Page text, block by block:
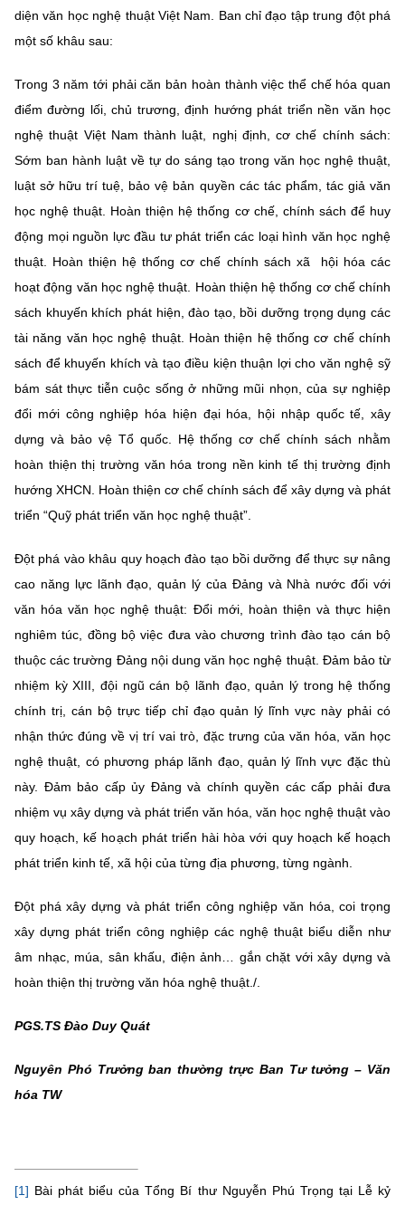
diện văn học nghệ thuật Việt Nam. Ban chỉ đạo tập trung đột phá
một số khâu sau:
Trong 3 năm tới phải căn bản hoàn thành việc thể chế hóa quan
điểm đường lối, chủ trương, định hướng phát triển nền văn học
nghệ thuật Việt Nam thành luật, nghị định, cơ chế chính sách:
Sớm ban hành luật về tự do sáng tạo trong văn học nghệ thuật,
luật sở hữu trí tuệ, bảo vệ bản quyền các tác phẩm, tác giả văn
học nghệ thuật. Hoàn thiện hệ thống cơ chế, chính sách để huy
động mọi nguồn lực đầu tư phát triển các loại hình văn học nghệ
thuật. Hoàn thiện hệ thống cơ chế chính sách xã hội hóa các
hoạt động văn học nghệ thuật. Hoàn thiện hệ thống cơ chế chính
sách khuyến khích phát hiện, đào tạo, bồi dưỡng trọng dụng các
tài năng văn học nghệ thuật. Hoàn thiện hệ thống cơ chế chính
sách để khuyến khích và tạo điều kiện thuận lợi cho văn nghệ sỹ
bám sát thực tiễn cuộc sống ở những mũi nhọn, của sự nghiệp
đổi mới công nghiệp hóa hiện đại hóa, hội nhập quốc tế, xây
dựng và bảo vệ Tổ quốc. Hệ thống cơ chế chính sách nhằm
hoàn thiện thị trường văn hóa trong nền kinh tế thị trường định
hướng XHCN. Hoàn thiện cơ chế chính sách để xây dựng và phát
triển “Quỹ phát triển văn học nghệ thuật”.
Đột phá vào khâu quy hoạch đào tạo bồi dưỡng để thực sự nâng
cao năng lực lãnh đạo, quản lý của Đảng và Nhà nước đối với
văn hóa văn học nghệ thuật: Đổi mới, hoàn thiện và thực hiện
nghiêm túc, đồng bộ việc đưa vào chương trình đào tạo cán bộ
thuộc các trường Đảng nội dung văn học nghệ thuật. Đảm bảo từ
nhiệm kỳ XIII, đội ngũ cán bộ lãnh đạo, quản lý trong hệ thống
chính trị, cán bộ trực tiếp chỉ đạo quản lý lĩnh vực này phải có
nhận thức đúng về vị trí vai trò, đặc trưng của văn hóa, văn học
nghệ thuật, có phương pháp lãnh đạo, quản lý lĩnh vực đặc thù
này. Đảm bảo cấp ủy Đảng và chính quyền các cấp phải đưa
nhiệm vụ xây dựng và phát triển văn hóa, văn học nghệ thuật vào
quy hoạch, kế hoạch phát triển hài hòa với quy hoạch kế hoạch
phát triển kinh tế, xã hội của từng địa phương, từng ngành.
Đột phá xây dựng và phát triển công nghiệp văn hóa, coi trọng
xây dựng phát triển công nghiệp các nghệ thuật biểu diễn như
âm nhạc, múa, sân khấu, điện ảnh… gắn chặt với xây dựng và
hoàn thiện thị trường văn hóa nghệ thuật./.
PGS.TS Đào Duy Quát
Nguyên Phó Trưởng ban thường trực Ban Tư tưởng – Văn
hóa TW
[1] Bài phát biểu của Tổng Bí thư Nguyễn Phú Trọng tại Lễ kỷ